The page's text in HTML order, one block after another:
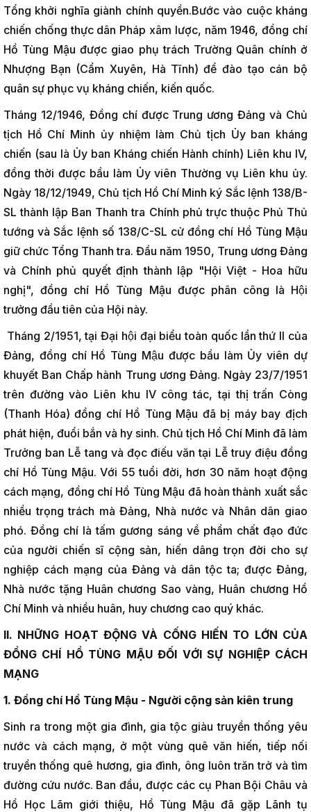
Tổng khởi nghĩa giành chính quyền.Bước vào cuộc kháng
chiến chống thực dân Pháp xâm lược, năm 1946, đồng chí
Hồ Tùng Mậu được giao phụ trách Trường Quân chính ở
Nhượng Bạn (Cẩm Xuyên, Hà Tĩnh) để đào tạo cán bộ
quân sự phục vụ kháng chiến, kiến quốc.
Tháng 12/1946, Đồng chí được Trung ương Đảng và Chủ
tịch Hồ Chí Minh ủy nhiệm làm Chủ tịch Ủy ban kháng
chiến (sau là Ủy ban Kháng chiến Hành chính) Liên khu IV,
đồng thời được bầu làm Ủy viên Thường vụ Liên khu ủy.
Ngày 18/12/1949, Chủ tịch Hồ Chí Minh ký Sắc lệnh 138/B-
SL thành lập Ban Thanh tra Chính phủ trực thuộc Phủ Thủ
tướng và Sắc lệnh số 138/C-SL cử đồng chí Hồ Tùng Mậu
giữ chức Tổng Thanh tra. Đầu năm 1950, Trung ương Đảng
và Chính phủ quyết định thành lập "Hội Việt - Hoa hữu
nghị", đồng chí Hồ Tùng Mậu được phân công là Hội
trưởng đầu tiên của Hội này.
Tháng 2/1951, tại Đại hội đại biểu toàn quốc lần thứ II của
Đảng, đồng chí Hồ Tùng Mậu được bầu làm Ủy viên dự
khuyết Ban Chấp hành Trung ương Đảng. Ngày 23/7/1951
trên đường vào Liên khu IV công tác, tại thị trấn Còng
(Thanh Hóa) đồng chí Hồ Tùng Mậu đã bị máy bay địch
phát hiện, đuổi bắn và hy sinh. Chủ tịch Hồ Chí Minh đã làm
Trưởng ban Lễ tang và đọc điếu văn tại Lễ truy điệu đồng
chí Hồ Tùng Mậu. Với 55 tuổi đời, hơn 30 năm hoạt động
cách mạng, đồng chí Hồ Tùng Mậu đã hoàn thành xuất sắc
nhiều trọng trách mà Đảng, Nhà nước và Nhân dân giao
phó. Đồng chí là tấm gương sáng về phẩm chất đạo đức
của người chiến sĩ cộng sản, hiến dâng trọn đời cho sự
nghiệp cách mạng của Đảng và dân tộc ta; được Đảng,
Nhà nước tặng Huân chương Sao vàng, Huân chương Hồ
Chí Minh và nhiều huân, huy chương cao quý khác.
II. NHỮNG HOẠT ĐỘNG VÀ CỐNG HIẾN TO LỚN CỦA
ĐỒNG CHÍ HỒ TÙNG MẬU ĐỐI VỚI SỰ NGHIỆP CÁCH
MẠNG
1. Đồng chí Hồ Tùng Mậu - Người cộng sản kiên trung
Sinh ra trong một gia đình, gia tộc giàu truyền thống yêu
nước và cách mạng, ở một vùng quê văn hiến, tiếp nối
truyền thống quê hương, gia đình, ông luôn trăn trở và tìm
đường cứu nước. Ban đầu, được các cụ Phan Bội Châu và
Hồ Học Lãm giới thiệu, Hồ Tùng Mậu đã gặp Lãnh tụ